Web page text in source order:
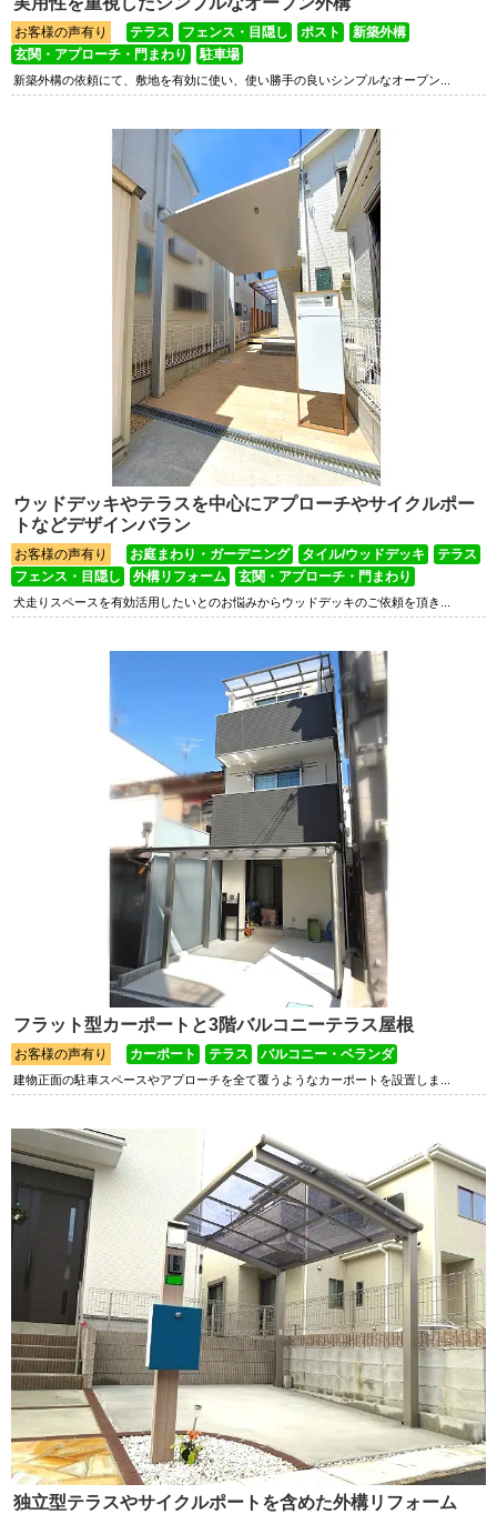
お客様の声有り テラス フェンス・目隠し ポスト
新築外構
玄関・アプローチ・門まわり
駐車場
新築外構の依頼にて、敷地を有効に使い、使い勝手の良いシンプルなオープン...
ウッドデッキやテラスを中心にアプローチやサイクルポー
トなどデザインバラン
お客様の声有り お庭まわり・ガーデニング タイル/ウッドデッキ
テラス
フェンス・目隠し
外構リフォーム 玄関・アプローチ・門まわり
犬走りスペースを有効活用したいとのお悩みからウッドデッキのご依頼を頂き...
フラット型カーポートと3階バルコニーテラス屋根
お客様の声有り カーポート テラス バルコニー・ベランダ
建物正面の駐車スペースやアプローチを全て覆うようなカーポートを設置しま...
独立型テラスやサイクルポートを含めた外構リフォーム